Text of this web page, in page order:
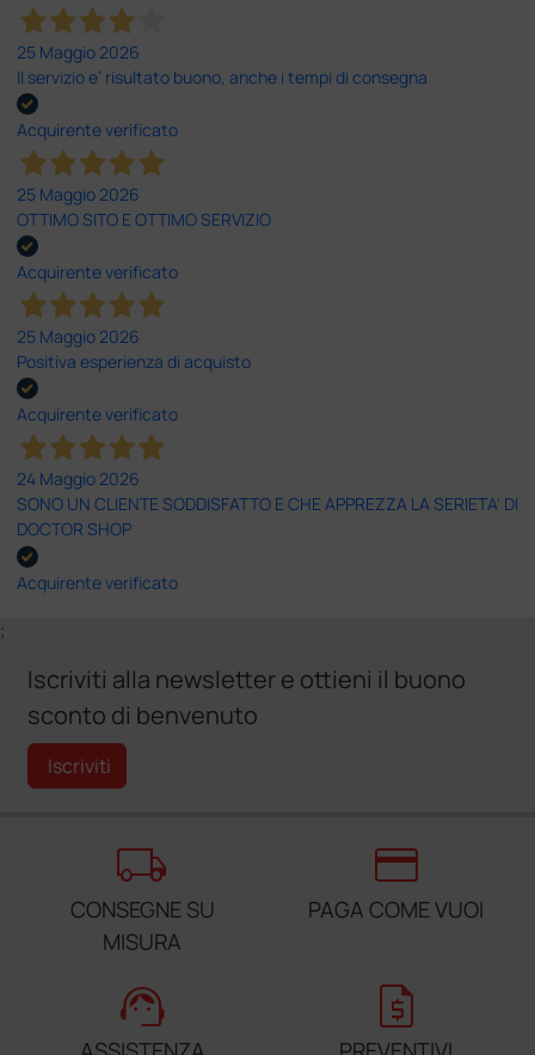
25 Maggio 2026
Il servizio e’ risultato buono, anche i tempi di consegna
Acquirente verificato
25 Maggio 2026
OTTIMO SITO E OTTIMO SERVIZIO
Acquirente verificato
25 Maggio 2026
Positiva esperienza di acquisto
Acquirente verificato
24 Maggio 2026
SONO UN CLIENTE SODDISFATTO E CHE APPREZZA LA SERIETA' DI
DOCTOR SHOP
Acquirente verificato
;
Iscriviti alla newsletter e ottieni il buono
sconto di benvenuto
Iscriviti
local_shipping
CONSEGNE SU
MISURA
credit_card
PAGA COME VUOI
support_agent request_quote